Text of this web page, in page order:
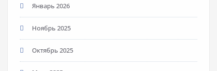
Январь 2026
Ноябрь 2025
Октябрь 2025